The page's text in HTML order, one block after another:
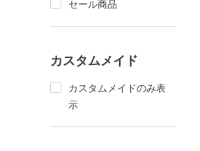
セール商品
カスタムメイド
カスタムメイドのみ表
示